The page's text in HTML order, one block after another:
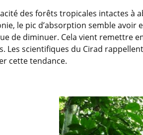
des forêts tropicales intactes à
le pic d’absorption semble avoir
de diminuer. Cela vient remettre
Les scientifiques du Cirad
cette tendance.